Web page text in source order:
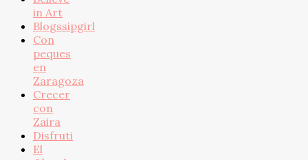
in Art
Blogssipgirl
Con
peques
en
Zaragoza
Crecer
con
Zaira
Disfruti
El